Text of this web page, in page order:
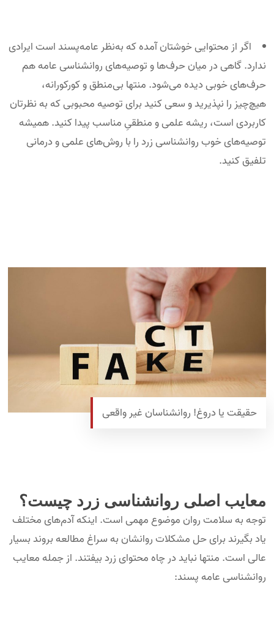
اگر از محتوایی خوشتان آمده که به‌نظر عامه‌پسند است ایرادی
ندارد. گاهی در میان حرف‌ها و توصیه‌های روانشناسی عامه هم
حرف‌های خوبی دیده می‌شود. منتها بی‌منطق و کورکورانه،
هیچ‌چیز را نپذیرید و سعی کنید برای توصیه محبوبی که به نظرتان
کاربردی است، ریشه علمی و منطقیِ مناسب پیدا کنید. همیشه
توصیه‌های خوب روانشناسی زرد را با روش‌های علمی و درمانی
تلفیق کنید.
حقیقت یا دروغ! روانشناسان غیر واقعی
معایب اصلی روانشناسی زرد چیست؟
توجه به سلامت روان موضوع مهمی است. اینکه آدم‌های مختلف
یاد بگیرند برای حل مشکلات روانشان به‌ سراغ مطالعه بروند بسیار
عالی است. منتها نباید در چاه محتوای زرد بیفتند. از جمله معایب
روانشناسی عامه پسند: